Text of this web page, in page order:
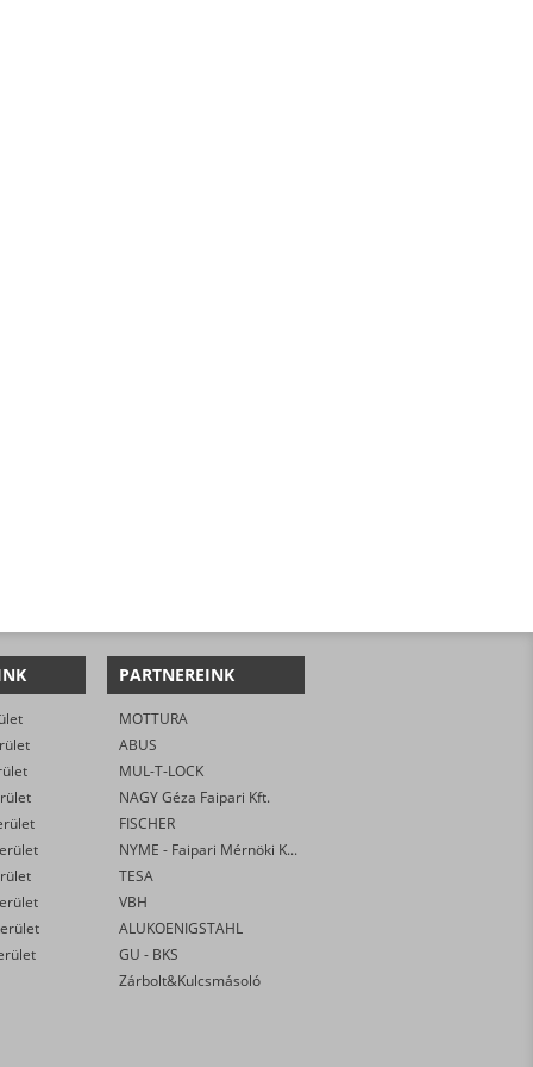
PARTNEREINK
MOTTURA
ABUS
MUL-T-LOCK
NAGY Géza Faipari Kft.
FISCHER
NYME - Faipari Mérnöki Kar
TESA
VBH
ALUKOENIGSTAHL
GU - BKS
Zárbolt&Kulcsmásoló